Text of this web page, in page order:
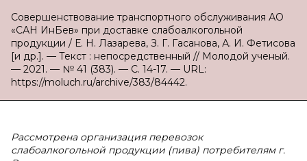
Совершенствование транспортного обслуживания АО
«САН ИнБев» при доставке слабоалкогольной
продукции / Е. Н. Лазарева, З. Г. Гасанова, А. И. Фетисова
[и др.]. — Текст : непосредственный // Молодой ученый.
— 2021. — № 41 (383). — С. 14-17. — URL:
https://moluch.ru/archive/383/84442.
Рассмотрена организация перевозок
слабоалкогольной продукции (пива) потребителям г.